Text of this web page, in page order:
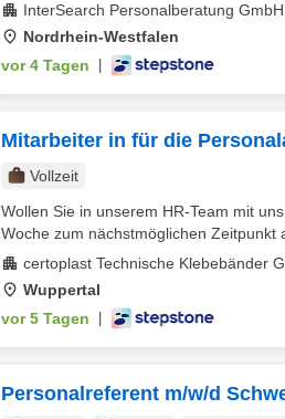
InterSearch Personalberatung
Nordrhein-Westfalen
vor 4 Tagen
Mitarbeiter in für die
Vollzeit
Wollen Sie in unserem HR-Team mit
Woche zum nächstmöglichen Zeitpunkt
certoplast Technische Klebebänder
Wuppertal
vor 5 Tagen
Personalreferent m/w/d